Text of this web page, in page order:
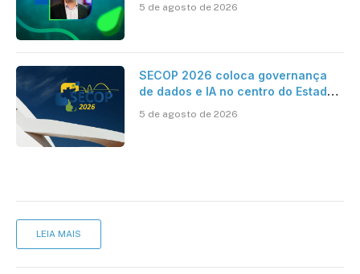
Contabilidade
5 de agosto de 2026
SECOP 2026 coloca governança
de dados e IA no centro do Estado
5 de agosto de 2026
LEIA MAIS